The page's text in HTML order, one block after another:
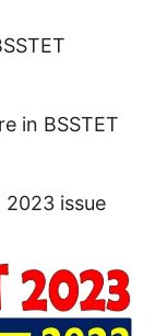
Date:
Wise)
in BSSTET
issue
on